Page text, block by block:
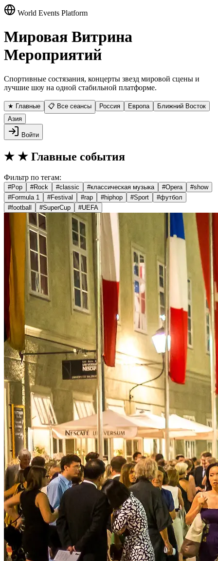
World Events Platform
Мировая Витрина
Мероприятий
Спортивные состязания, концерты звезд мировой сцены и
лучшие шоу на одной стабильной платформе.
★ Главные 📋 Все сеансы Россия Европа
Ближний Восток
Азия
Войти
★ ★ Главные события
Фильтр по тегам:
#Pop #Rock #classic #классическая музыка #Opera #show
#Formula 1 #Festival #rap #hiphop #Sport #футбол
#football #SuperCup #UEFA